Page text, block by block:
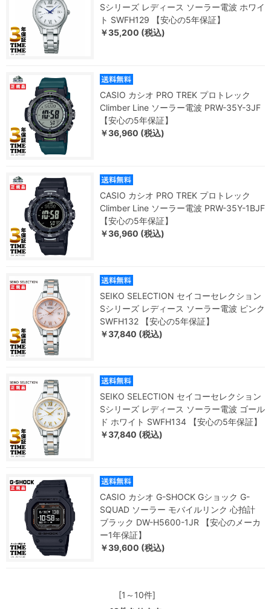
Sシリーズ レディース ソーラー電波 ホワイ
ト SWFH129 【安心の5年保証】
￥35,200 (税込)
CASIO カシオ PRO TREK プロトレック
Climber Line ソーラー電波 PRW-35Y-3JF
【安心の5年保証】
￥36,960 (税込)
CASIO カシオ PRO TREK プロトレック
Climber Line ソーラー電波 PRW-35Y-1BJF
【安心の5年保証】
￥36,960 (税込)
SEIKO SELECTION セイコーセレクション
Sシリーズ レディース ソーラー電波 ピンク
SWFH132 【安心の5年保証】
￥37,840 (税込)
SEIKO SELECTION セイコーセレクション
Sシリーズ レディース ソーラー電波 ゴール
ド ホワイト SWFH134 【安心の5年保証】
￥37,840 (税込)
CASIO カシオ G-SHOCK Gショック G-
SQUAD ソーラー モバイルリンク 心拍計
ブラック DW-H5600-1JR 【安心のメーカ
ー1年保証】
￥39,600 (税込)
[1～10件]